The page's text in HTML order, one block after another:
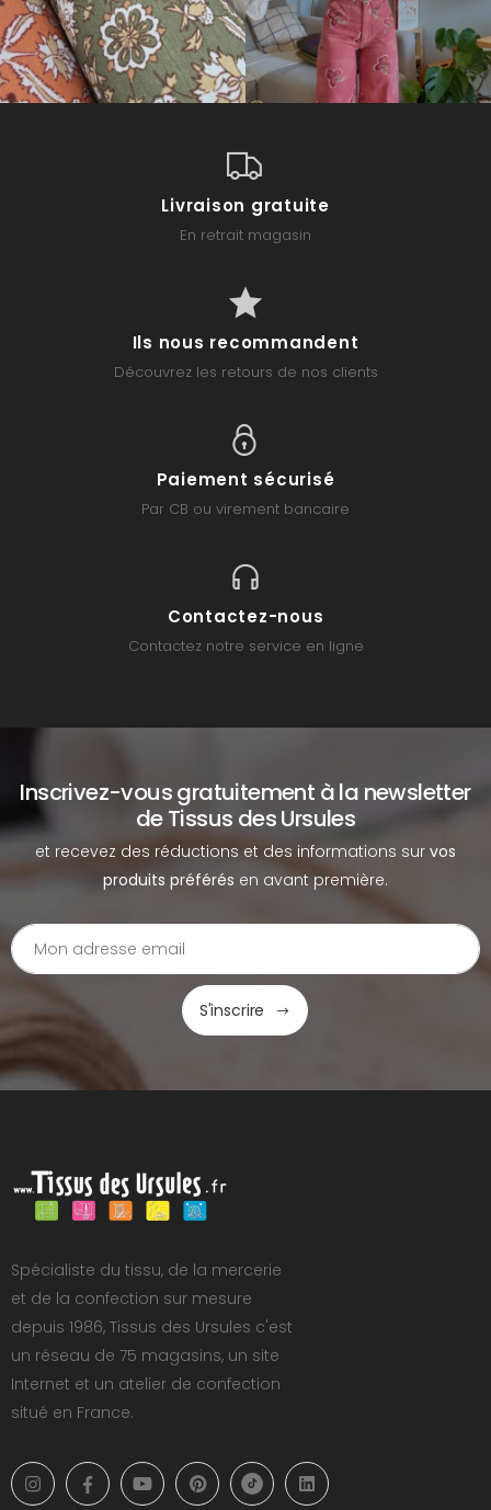
Livraison gratuite
En retrait magasin
Ils nous recommandent
Découvrez les retours de nos clients
Paiement sécurisé
Par CB ou virement bancaire
Contactez-nous
Contactez notre service en ligne
Inscrivez-vous gratuitement à la newsletter
de Tissus des Ursules
et recevez des réductions et des informations sur vos
produits préférés en avant première.
S'inscrire
Spécialiste du tissu, de la mercerie
et de la confection sur mesure
depuis 1986, Tissus des Ursules c'est
un réseau de 75 magasins, un site
Internet et un atelier de confection
situé en France.